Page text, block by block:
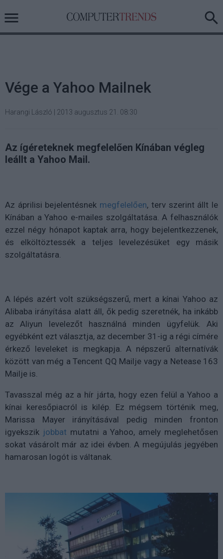
Vége a Yahoo Mailnek
Harangi László 2013 augusztus 21. 08:30
Az ígéreteknek megfelelően Kínában végleg
leállt a Yahoo Mail.
Az áprilisi bejelentésnek megfelelően, terv szerint állt le
Kínában a Yahoo e-mailes szolgáltatása. A felhasználók
ezzel négy hónapot kaptak arra, hogy bejelentkezzenek,
és elköltöztessék a teljes levelezésüket egy másik
szolgáltatásra.
A lépés azért volt szükségszerű, mert a kínai Yahoo az
Alibaba irányítása alatt áll, ők pedig szeretnék, ha inkább
az Aliyun levelezőt használná minden ügyfelük. Aki
egyébként ezt választja, az december 31-ig a régi címére
érkező leveleket is megkapja. A népszerű alternatívák
között van még a Tencent QQ Mailje vagy a Netease 163
Mailje is.
Tavasszal még az a hír járta, hogy ezen felül a Yahoo a
kínai keresőpiacról is kilép. Ez mégsem történik meg,
Marissa Mayer irányításával pedig minden fronton
igyekszik jobbat mutatni a Yahoo, amely meglehetősen
sokat vásárolt már az idei évben. A megújulás jegyében
hamarosan logót is váltanak.